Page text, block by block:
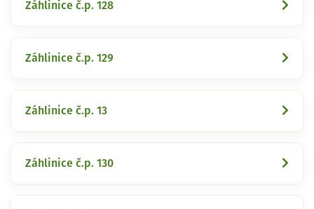
Záhlinice č.p. 128
Záhlinice č.p. 129
Záhlinice č.p. 13
Záhlinice č.p. 130